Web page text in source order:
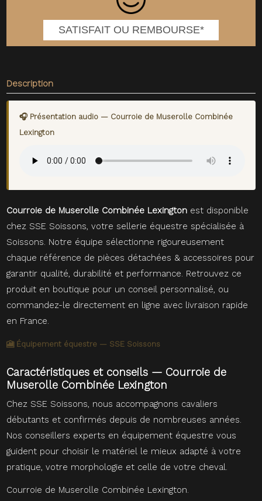
SATISFAIT OU REMBOURSE*
Description
🎧 Présentation audio — Courroie de Muserolle Combinée
Lexington
Courroie de Muserolle Combinée Lexington est disponible
chez SSE Soissons, votre sellerie équestre spécialisée à
Soissons. Notre équipe sélectionne rigoureusement
chaque référence de pièces détachées & accessoires pour
garantir qualité, durabilité et performance. Retrouvez ce
produit en boutique pour un conseil personnalisé, ou
commandez-le directement en ligne avec livraison rapide
en France.
🎦 Équipement équestre — SSE Soissons
Caractéristiques et conseils — Courroie de
Muserolle Combinée Lexington
Chez SSE Soissons, nous accompagnons cavaliers
débutants et confirmés depuis de nombreuses années.
Nos conseillers experts en équipement équestre vous
guident pour choisir le matériel le mieux adapté à votre
pratique, votre morphologie et celle de votre cheval.
Courroie de Muserolle Combinée Lexington.